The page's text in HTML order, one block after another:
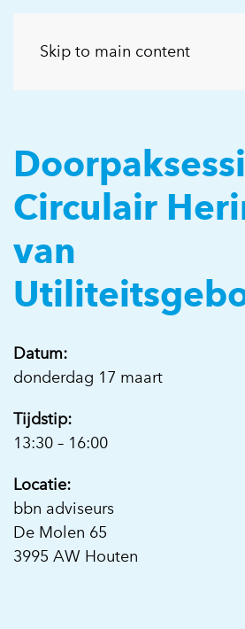
Skip to main content
Circulair
van
Datum:
donderdag 17 maart
Tijdstip:
13:30 – 16:00
Locatie:
bbn adviseurs
De Molen 65
3995 AW Houten